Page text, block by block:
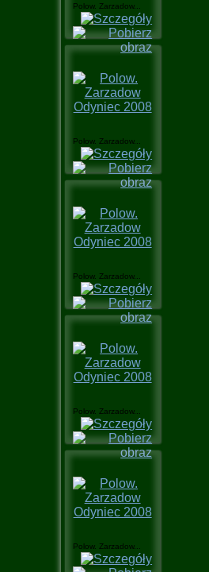
Polow. Zarzadow...
Polow. Zarzadow...
Polow. Zarzadow...
Polow. Zarzadow...
Polow. Zarzadow...